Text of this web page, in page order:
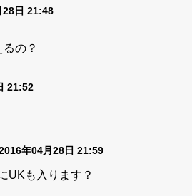
28日 21:48
の？
21:52
年04月28日 21:59
UKも入ります？